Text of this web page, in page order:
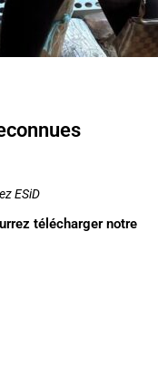
ESiD
télécharger notre